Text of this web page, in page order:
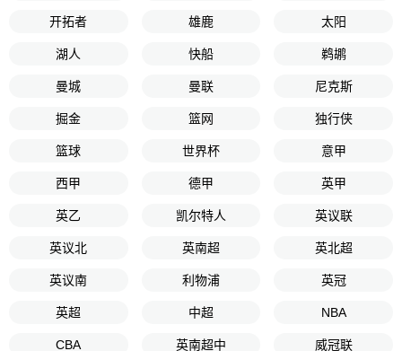
开拓者 雄鹿 太阳
湖人 快船 鹈鹕
曼城 曼联 尼克斯
掘金 篮网 独行侠
篮球 世界杯 意甲
西甲 德甲 英甲
英乙 凯尔特人 英议联
英议北 英南超 英北超
英议南 利物浦 英冠
英超 中超 NBA
CBA 英南超中 威冠联